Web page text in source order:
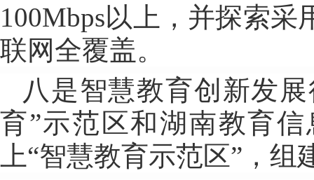
100Mbps以上，并探索
联网全覆盖。
八是智慧教育创新发
育”示范区和湖南教育
上“智慧教育示范区”，